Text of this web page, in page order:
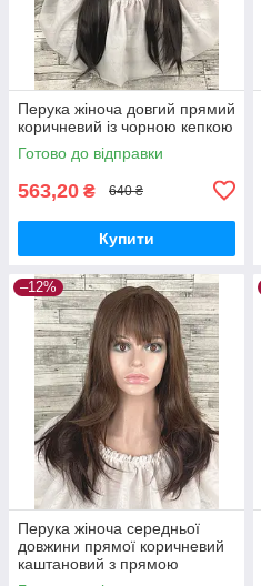
Перука жіноча довгий прямий
коричневий із чорною кепкою
Готово до відправки
563,20 ₴ 640 ₴
Купити
–12%
Перука жіноча середньої
довжини прямої коричневий
каштановий з прямою
чубчиком 50см